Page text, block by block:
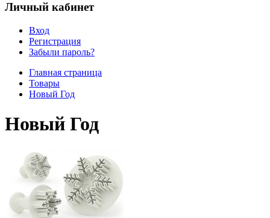
Личный кабинет
Вход
Регистрация
Забыли пароль?
Главная страница
Товары
Новый Год
Новый Год